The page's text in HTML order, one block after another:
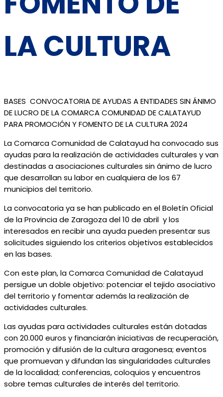
LA CULTURA
BASES CONVOCATORIA DE AYUDAS A ENTIDADES SIN ÁNIMO
DE LUCRO DE LA COMARCA COMUNIDAD DE CALATAYUD
PARA PROMOCIÓN Y FOMENTO DE LA CULTURA 2024
La Comarca Comunidad de Calatayud ha convocado sus
ayudas para la realización de actividades culturales y van
destinadas a asociaciones culturales sin ánimo de lucro
que desarrollan su labor en cualquiera de los 67
municipios del territorio.
La convocatoria ya se han publicado en el Boletín Oficial
de la Provincia de Zaragoza del 10 de abril y los
interesados en recibir una ayuda pueden presentar sus
solicitudes siguiendo los criterios objetivos establecidos
en las bases.
Con este plan, la Comarca Comunidad de Calatayud
persigue un doble objetivo: potenciar el tejido asociativo
del territorio y fomentar además la realización de
actividades culturales.
Las ayudas para actividades culturales están dotadas
con 20.000 euros y financiarán iniciativas de recuperación,
promoción y difusión de la cultura aragonesa; eventos
que promuevan y difundan las singularidades culturales
de la localidad; conferencias, coloquios y encuentros
sobre temas culturales de interés del territorio.